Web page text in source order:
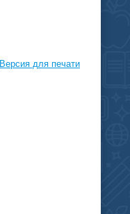
Версия для печати